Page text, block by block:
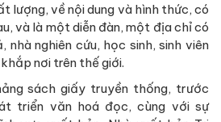
lượng, về nội dung và hình thức, có
và là một diễn đàn, một địa chỉ có
nghiên cứu, học sinh, sinh viên
nơi trên thế giới.
sách giấy truyền thống, trước
triển văn hoá đọc, cùng với sự